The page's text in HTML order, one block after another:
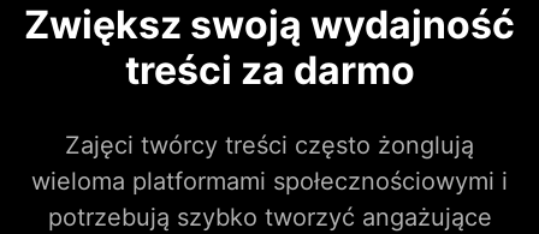
Zwiększ swoją wydajność
treści za darmo
Zajęci twórcy treści często żonglują
wieloma platformami społecznościowymi i
potrzebują szybko tworzyć angażujące